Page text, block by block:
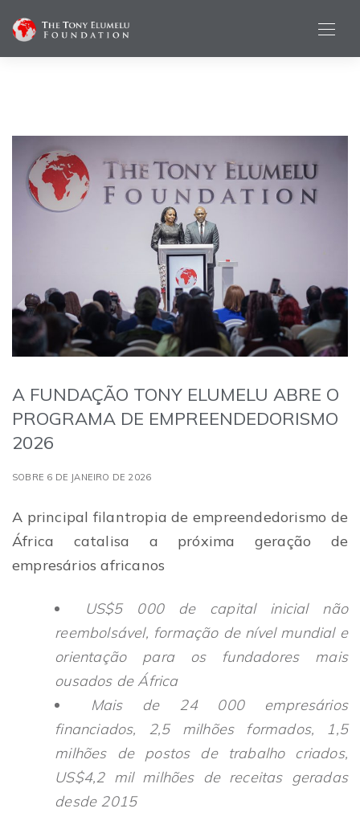
A FUNDAÇÃO TONY ELUMELU ABRE O
PROGRAMA DE EMPREENDEDORISMO
2026
SOBRE 6 DE JANEIRO DE 2026
A principal filantropia de empreendedorismo de
África catalisa a próxima geração de
empresários africanos
US$5 000 de capital inicial não
reembolsável, formação de nível mundial e
orientação para os fundadores mais
ousados de África
Mais de 24 000 empresários
financiados, 2,5 milhões formados, 1,5
milhões de postos de trabalho criados,
US$4,2 mil milhões de receitas geradas
desde 2015